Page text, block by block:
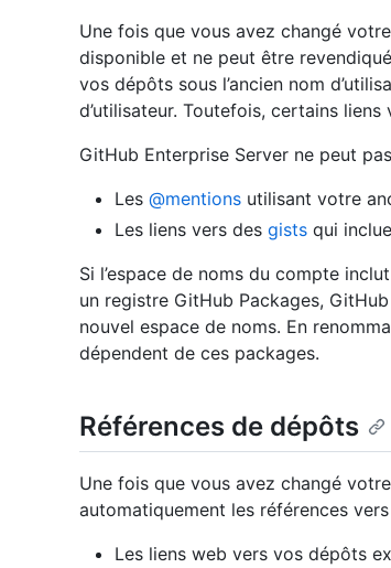
Une fois que vous avez changé
disponible et ne peut être
vos dépôts sous l’ancien nom
d’utilisateur. Toutefois, certains
GitHub Enterprise Server ne peut
Les @mentions utilisant votre
Les liens vers des gists qui
Si l’espace de noms du compte
un registre GitHub Packages,
nouvel espace de noms. En
dépendent de ces packages.
Références de dépôts
Une fois que vous avez changé
automatiquement les références
Les liens web vers vos dépôts